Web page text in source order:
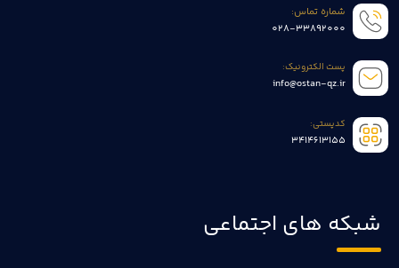
شماره تماس:
028-33892000
پست الکترونیک:
info@ostan-qz.ir
کدپستی:
3414613155
شبکه های اجتماعی